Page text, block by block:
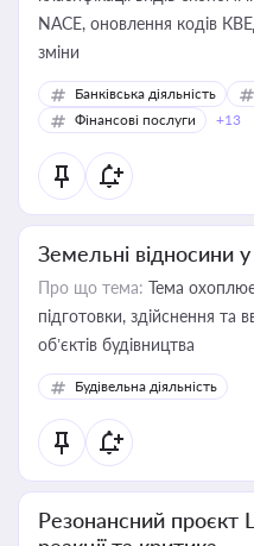
NACE, оновлення кодів
зміни
Банківська діяльність
Фінансові послуги
+13
Земельні відносини у
Про що тема: Тема
підготовки, здійснення та
об’єктів будівництва
Будівельна діяльність
Резонансний проєкт